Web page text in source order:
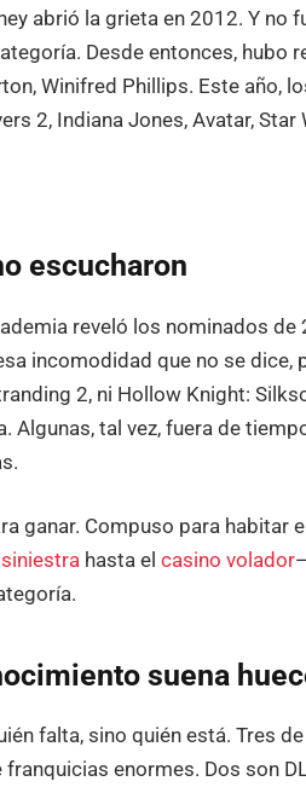
abrió la grieta en 2012. Y no
Desde entonces, hubo
Winifred Phillips. Este año,
2, Indiana Jones, Avatar, Star
escucharon
reveló los nominados
incomodidad que no se dice,
2, ni Hollow Knight:
Algunas, tal vez, fuera de
ganar. Compuso para habitar
hasta elcasino volador
suena
falta, sino quién está. Tres
enormes. Dos son